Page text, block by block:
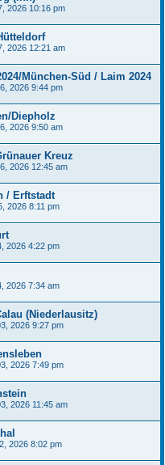
2026 10:16 pm
2026 12:21 am
München-Süd / Laim 2024
2026 9:44 pm
Diepholz
2026 9:50 am
Kreuz
2026 12:45 am
/ Erftstadt
2026 8:11 pm
2026 4:22 pm
2026 7:34 am
(Niederlausitz)
2026 9:27 pm
2026 7:49 pm
2026 11:45 am
2026 8:02 pm